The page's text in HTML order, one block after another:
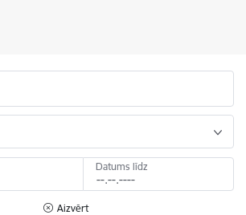
Datums līdz
Aizvērt